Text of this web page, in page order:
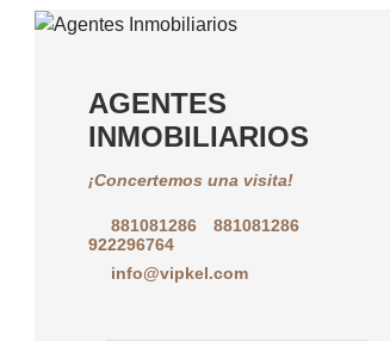
AGENTES
INMOBILIARIOS
¡Concertemos una visita!
881081286
881081286
922296764
info@vipkel.com